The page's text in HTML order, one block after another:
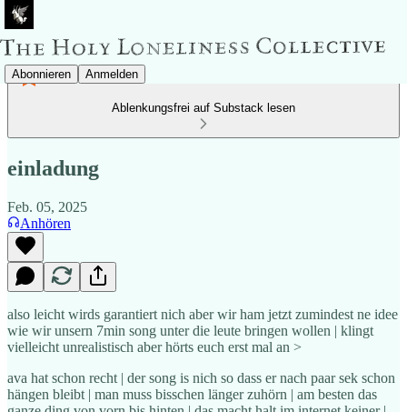
Abonnieren Anmelden
Ablenkungsfrei auf Substack lesen
einladung
Feb. 05, 2025
Anhören
also leicht wirds garantiert nich aber wir ham jetzt zumindest ne idee
wie wir unsern 7min song unter die leute bringen wollen | klingt
vielleicht unrealistisch aber hörts euch erst mal an >
ava hat schon recht | der song is nich so dass er nach paar sek schon
hängen bleibt | man muss bisschen länger zuhörn | am besten das